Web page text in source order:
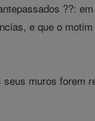
??:
e que o
muros forem